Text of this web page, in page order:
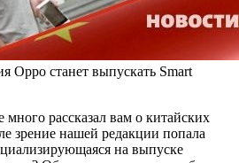
Oppo станет выпускать Smart
рассказал вам о китайских
зрение нашей редакции попала
на выпуске